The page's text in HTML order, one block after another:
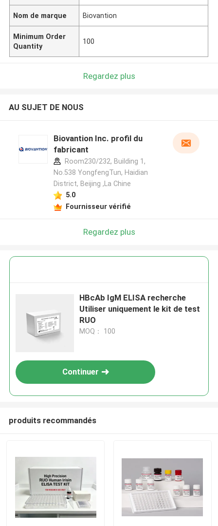
Nom de marque Biovantion
Minimum Order
Quantity
100
Regardez plus
AU SUJET DE NOUS
Biovantion Inc. profil du
fabricant
Room230/232, Building 1,
No.538 YongfengTun, Haidian
District, Beijing ,La Chine
5.0
Fournisseur vérifié
Regardez plus
HBcAb IgM ELISA recherche
Utiliser uniquement le kit de test
RUO
MOQ： 100
Continuer
produits recommandés